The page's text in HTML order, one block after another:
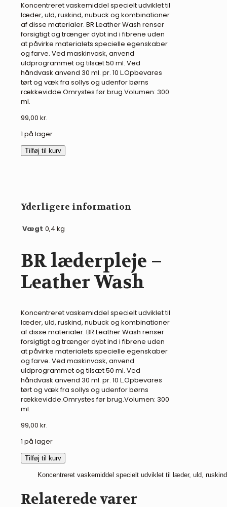
Koncentreret vaskemiddel specielt udviklet til
læder, uld, ruskind, nubuck og kombinationer
af disse materialer. BR Leather Wash renser
forsigtigt og trænger dybt ind i fibrene uden
at påvirke materialets specielle egenskaber
og farve. Ved maskinvask, anvend
uldprogrammet og tilsæt 50 ml. Ved
håndvask anvend 30 ml. pr. 10 L.Opbevares
tørt og væk fra sollys og udenfor børns
rækkevidde.Omrystes før brug.Volumen: 300
ml.
99,00 kr.
1 på lager
BRTilføj til kurv
Yderligere information
Vægt 0,4 kg
BR læderpleje –
Leather Wash
Koncentreret vaskemiddel specielt udviklet til
læder, uld, ruskind, nubuck og kombinationer
af disse materialer. BR Leather Wash renser
forsigtigt og trænger dybt ind i fibrene uden
at påvirke materialets specielle egenskaber
og farve. Ved maskinvask, anvend
uldprogrammet og tilsæt 50 ml. Ved
håndvask anvend 30 ml. pr. 10 L.Opbevares
tørt og væk fra sollys og udenfor børns
rækkevidde.Omrystes før brug.Volumen: 300
ml.
99,00 kr.
1 på lager
BR
læderpleje
Wash
Tilføj til kurv
Koncentreret vaskemiddel specielt udviklet til læder, uld,
Relaterede varer